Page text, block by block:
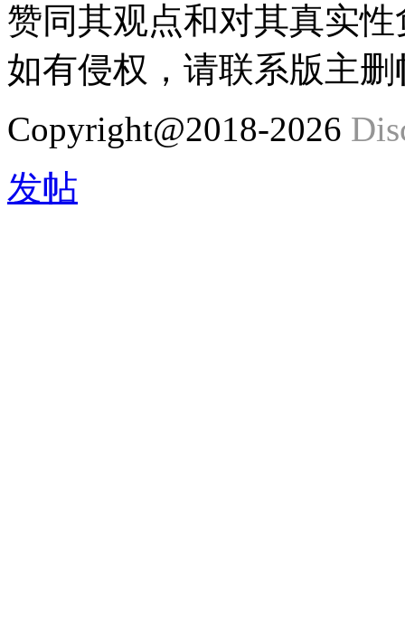
赞同其观点和对其真实
如有侵权，请联系版主删
Copyright@2018-2026
发帖